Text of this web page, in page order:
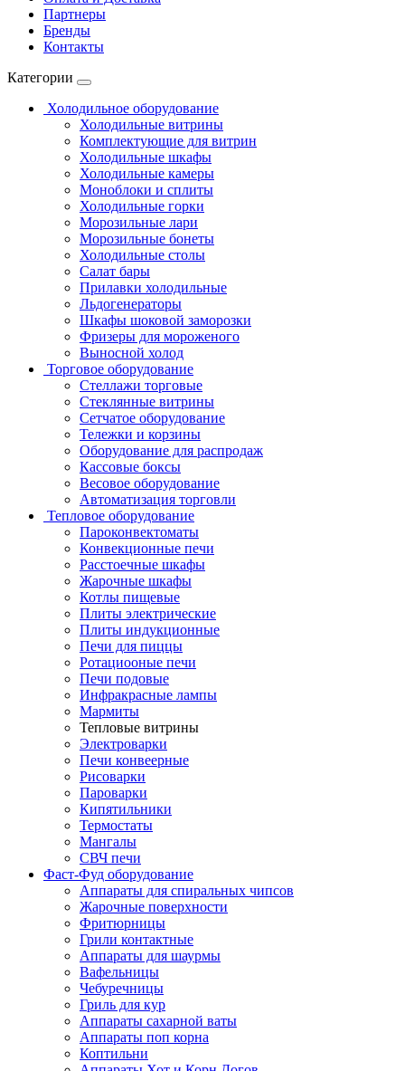
Партнеры
Бренды
Контакты
Категории
Холодильное оборудование
Холодильные витрины
Комплектующие для витрин
Холодильные шкафы
Холодильные камеры
Моноблоки и сплиты
Холодильные горки
Морозильные лари
Морозильные бонеты
Холодильные столы
Салат бары
Прилавки холодильные
Льдогенераторы
Шкафы шоковой заморозки
Фризеры для мороженого
Выносной холод
Торговое оборудование
Стеллажи торговые
Стеклянные витрины
Сетчатое оборудование
Тележки и корзины
Оборудование для распродаж
Кассовые боксы
Весовое оборудование
Автоматизация торговли
Тепловое оборудование
Пароконвектоматы
Конвекционные печи
Расстоечные шкафы
Жарочные шкафы
Котлы пищевые
Плиты электрические
Плиты индукционные
Печи для пиццы
Ротациооные печи
Печи подовые
Инфракрасные лампы
Мармиты
Тепловые витрины
Электроварки
Печи конвеерные
Рисоварки
Пароварки
Кипятильники
Термостаты
Мангалы
СВЧ печи
Фаст-Фуд оборудование
Аппараты для спиральных чипсов
Жарочные поверхности
Фритюрницы
Грили контактные
Аппараты для шаурмы
Вафельницы
Чебуречницы
Гриль для кур
Аппараты сахарной ваты
Аппараты поп корна
Коптильни